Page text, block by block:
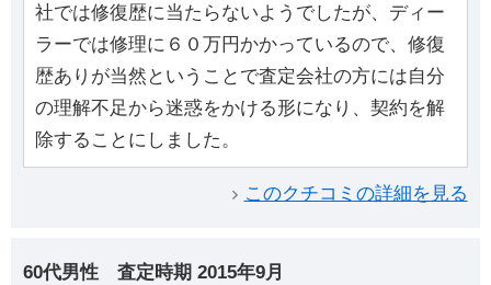
社では修復歴に当たらないようでしたが、ディー
ラーでは修理に６０万円かかっているので、修復
歴ありが当然ということで査定会社の方には自分
の理解不足から迷惑をかける形になり、契約を解
除することにしました。
このクチコミの詳細を見る
60代男性 査定時期 2015年9月